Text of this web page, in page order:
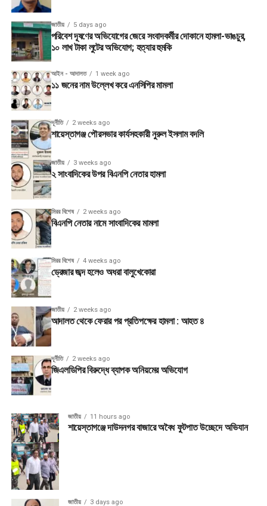
জাতীয় 5 days ago
পরিবেশ দূষণের অভিযোগের জেরে সংবাদকর্মীর দোকানে হামলা-ভাঙচুর,
১০ লাখ টাকা লুটের অভিযোগ; হত্যার হুমকি
আইন - আদালত 1 week ago
১১ জনের নাম উল্লেখ করে এনসিপির মামলা
দূর্নীতি 2 weeks ago
শায়েস্তাগঞ্জ পৌরসভার কার্যসহকারী নুরুল ইসলাম বদলি
জাতীয় 3 weeks ago
২ সাংবাদিকের উপর বিএনপি নেতার হামলা
মিরর বিশেষ 2 weeks ago
বিএনপি নেতার নামে সাংবাদিকের মামলা
মিরর বিশেষ 4 weeks ago
ড্রেজার জব্দ হলেও অধরা বালুখেকোরা
জাতীয় 2 weeks ago
আদালত থেকে ফেরার পর প্রতিপক্ষের হামলা : আহত ৪
দূর্নীতি 2 weeks ago
জিএলডিপির বিরুদ্ধে ব্যাপক অনিয়মের অভিযোগ
জাতীয় 11 hours ago
শায়েস্তাগঞ্জে দাউদনগর বাজারে অবৈধ ফুটপাত উচ্ছেদে অভিযান
জাতীয় 3 days ago